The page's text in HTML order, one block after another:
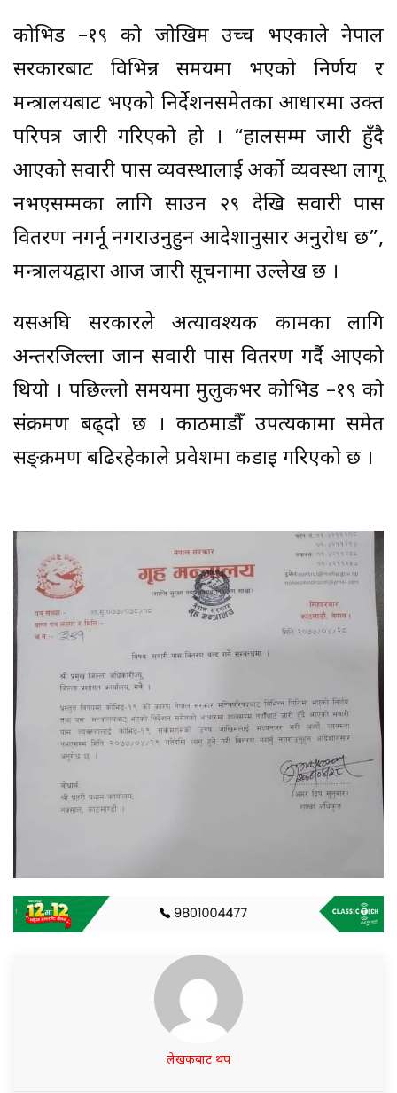
कोभिड –१९ को जोखिम उच्च भएकाले नेपाल
सरकारबाट विभिन्न समयमा भएको निर्णय र
मन्त्रालयबाट भएको निर्देशनसमेतका आधारमा उक्त
परिपत्र जारी गरिएको हो । “हालसम्म जारी हुँदै
आएको सवारी पास व्यवस्थालाई अर्काे व्यवस्था लागू
नभएसम्मका लागि साउन २९ देखि सवारी पास
वितरण नगर्नू नगराउनुहुन आदेशानुसार अनुरोध छ”,
मन्त्रालयद्वारा आज जारी सूचनामा उल्लेख छ ।
यसअघि सरकारले अत्यावश्यक कामका लागि
अन्तरजिल्ला जान सवारी पास वितरण गर्दै आएको
थियो । पछिल्लो समयमा मुलुकभर कोभिड –१९ को
संक्रमण बढ्दो छ । काठमाडौँ उपत्यकामा समेत
सङ्क्रमण बढिरहेकाले प्रवेशमा कडाइ गरिएको छ ।
लेखकबाट थप